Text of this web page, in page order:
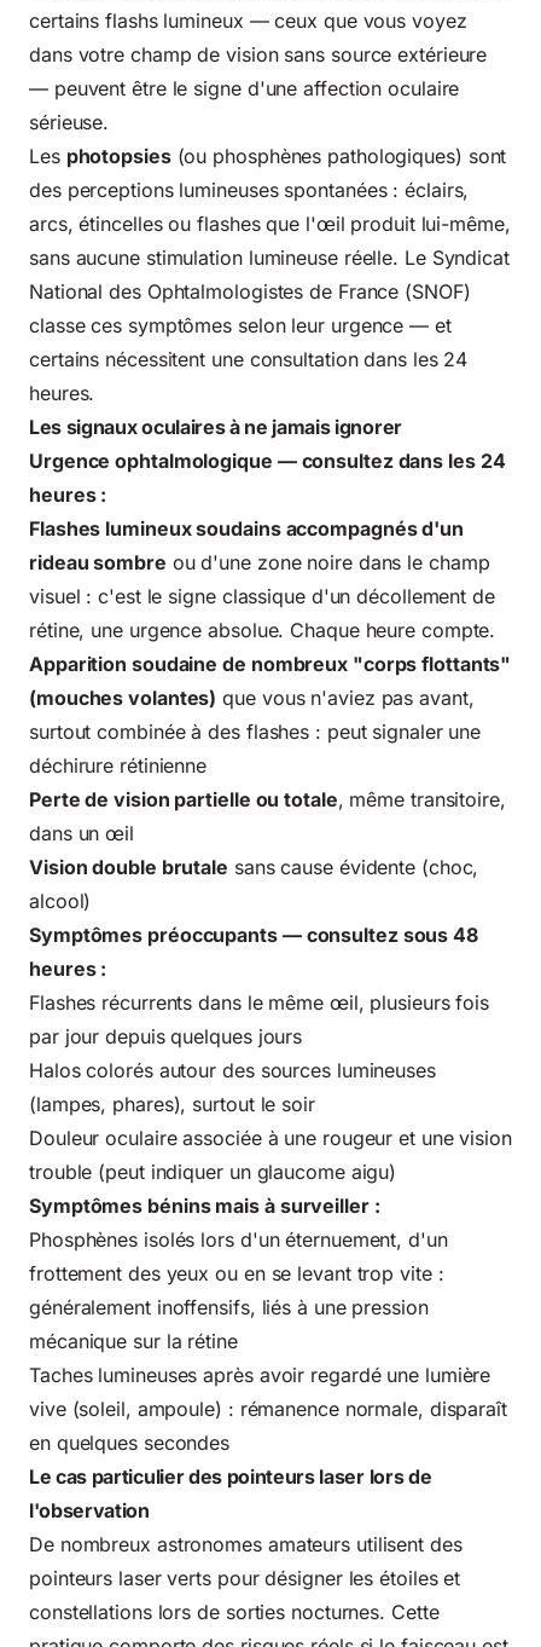
certains flashs lumineux — ceux que vous voyez
dans votre champ de vision sans source extérieure
— peuvent être le signe d'une affection oculaire
sérieuse.
Les photopsies(ou phosphènes pathologiques) sont
des perceptions lumineuses spontanées : éclairs,
arcs, étincelles ou flashes que l'œil produit lui-même,
sans aucune stimulation lumineuse réelle. Le Syndicat
National des Ophtalmologistes de France (SNOF)
classe ces symptômes selon leur urgence — et
certains nécessitent une consultation dans les 24
heures.
Les signaux oculaires à ne jamais ignorer
Urgence ophtalmologique — consultez dans les 24
heures :
Flashes lumineux soudains accompagnés d'un
rideau sombre ou d'une zone noire dans le champ
visuel : c'est le signe classique d'un décollement de
rétine, une urgence absolue. Chaque heure compte.
Apparition soudaine de nombreux "corps flottants"
(mouches volantes) que vous n'aviez pas avant,
surtout combinée à des flashes : peut signaler une
déchirure rétinienne
Perte de vision partielle ou totale, même transitoire,
dans un œil
Vision double brutale sans cause évidente (choc,
alcool)
Symptômes préoccupants — consultez sous 48
heures :
Flashes récurrents dans le même œil, plusieurs fois
par jour depuis quelques jours
Halos colorés autour des sources lumineuses
(lampes, phares), surtout le soir
Douleur oculaire associée à une rougeur et une vision
trouble (peut indiquer un glaucome aigu)
Symptômes bénins mais à surveiller :
Phosphènes isolés lors d'un éternuement, d'un
frottement des yeux ou en se levant trop vite :
généralement inoffensifs, liés à une pression
mécanique sur la rétine
Taches lumineuses après avoir regardé une lumière
vive (soleil, ampoule) : rémanence normale, disparaît
en quelques secondes
Le cas particulier des pointeurs laser lors de
l'observation
De nombreux astronomes amateurs utilisent des
pointeurs laser verts pour désigner les étoiles et
constellations lors de sorties nocturnes. Cette